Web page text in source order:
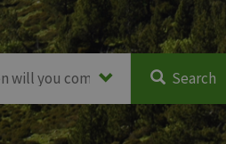
Search